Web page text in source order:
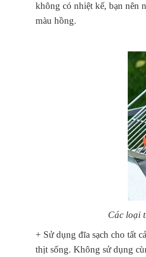
không có nhiệt kế, bạn nên
màu hồng.
Các loại
+ Sử dụng đĩa sạch cho tất
thịt sống. Không sử dụng